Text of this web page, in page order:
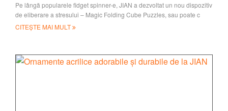
Pe lângă popularele fidget spinner-e, JIAN a dezvoltat un nou dispozitiv
de eliberare a stresului – Magic Folding Cube Puzzles, sau poate c
CITEȘTE MAI MULT